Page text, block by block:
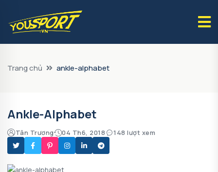
Trang chủ ankle-alphabet
Ankle-Alphabet
Tân Trương 04 Th6, 2018 148 lượt xem